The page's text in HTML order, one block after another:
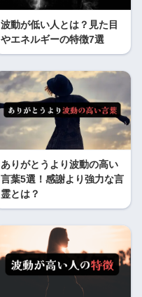
波動が低い人とは？見た目
やエネルギーの特徴7選
ありがとうより波動の高い
言葉5選！感謝より強力な言
霊とは？